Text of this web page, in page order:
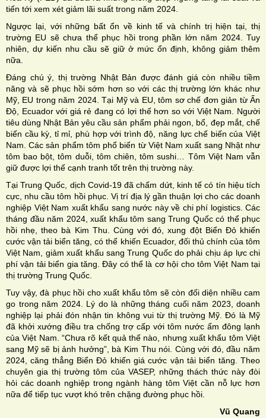
tiến tới xem xét giảm lãi suất trong năm 2024.
Ngược lại, với những bất ổn về kinh tế và chính trị hiện tại, thị
trường EU sẽ chưa thể phục hồi trong phần lớn năm 2024. Tuy
nhiên, dự kiến nhu cầu sẽ giữ ở mức ổn định, không giảm thêm
nữa.
Đáng chú ý, thị trường Nhật Bản được đánh giá còn nhiều tiềm
năng và sẽ phục hồi sớm hơn so với các thị trường lớn khác như
Mỹ, EU trong năm 2024. Tại Mỹ và EU, tôm sơ chế đơn giản từ Ấn
Độ, Ecuador với giá rẻ đang có lợi thế hơn so với Việt Nam. Người
tiêu dùng Nhật Bản yêu cầu sản phẩm phải ngon, bổ, đẹp mắt, chế
biến cầu kỳ, tỉ mỉ, phù hợp với trình độ, năng lực chế biến của Việt
Nam. Các sản phẩm tôm phổ biến từ Việt Nam xuất sang Nhật như
tôm bao bột, tôm duỗi, tôm chiên, tôm sushi… Tôm Việt Nam vẫn
giữ được lợi thế cạnh tranh tốt trên thị trường này.
Tại Trung Quốc, dịch Covid-19 đã chấm dứt, kinh tế có tín hiệu tích
cực, nhu cầu tôm hồi phục. Vị trí địa lý gần thuận lợi cho các doanh
nghiệp Việt Nam xuất khẩu sang nước này về chi phí logistics. Các
tháng đầu năm 2024, xuất khẩu tôm sang Trung Quốc có thể phục
hồi nhẹ, theo bà Kim Thu. Cùng với đó, xung đột Biển Đỏ khiến
cước vận tải biển tăng, có thể khiến Ecuador, đối thủ chính của tôm
Việt Nam, giảm xuất khẩu sang Trung Quốc do phải chịu áp lực chi
phí vận tải biển gia tăng. Đây có thể là cơ hội cho tôm Việt Nam tại
thị trường Trung Quốc.
Tuy vậy, đà phục hồi cho xuất khẩu tôm sẽ còn đối diện nhiều cam
go trong năm 2024. Lý do là những tháng cuối năm 2023, doanh
nghiệp lại phải đón nhận tin không vui từ thị trường Mỹ. Đó là Mỹ
đã khởi xướng điều tra chống trợ cấp với tôm nước ấm đông lạnh
của Việt Nam. “Chưa rõ kết quả thế nào, nhưng xuất khẩu tôm Việt
sang Mỹ sẽ bị ảnh hưởng”, bà Kim Thu nói. Cùng với đó, đầu năm
2024, căng thẳng Biển Đỏ khiến giá cước vận tải biển tăng. Theo
chuyên gia thị trường tôm của VASEP, những thách thức này đòi
hỏi các doanh nghiệp trong ngành hàng tôm Việt cần nỗ lực hơn
nữa để tiếp tục vượt khó trên chặng đường phục hồi.
Vũ Quang